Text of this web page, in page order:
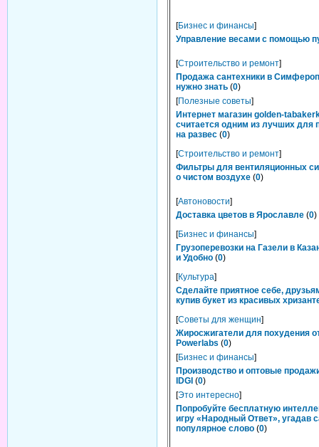
[Бизнес и финансы]
Управление весами с помощью
[Строительство и ремонт]
Продажа сантехники в
нужно знать (0)
[Полезные советы]
Интернет магазин golden-
считается одним из лучших для
на развес (0)
[Строительство и ремонт]
Фильтры для вентиляционных
о чистом воздухе (0)
[Автоновости]
Доставка цветов в Ярославле (0)
[Бизнес и финансы]
Грузоперевозки на Газели в
и Удобно (0)
[Культура]
Сделайте приятное себе,
купив букет из красивых
[Советы для женщин]
Жиросжигатели для похудения
Powerlabs (0)
[Бизнес и финансы]
Производство и оптовые
IDGI (0)
[Это интересно]
Попробуйте бесплатную
игру «Народный Ответ», угадав
популярное слово (0)